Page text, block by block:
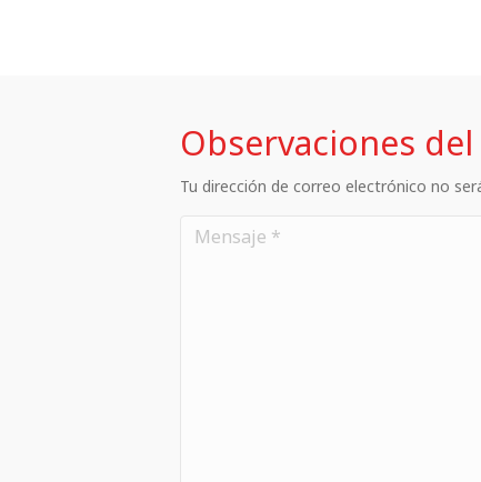
Observaciones
Tu dirección de correo electrónico no